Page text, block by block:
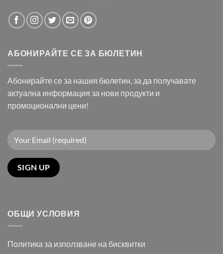
АБОНИРАЙТЕ СЕ ЗА БЮЛЕТИН
Абонирайте се за нашия бюлетин, за да получавате
актуална информация за нови продукти и
промоционални цени!
ОБЩИ УСЛОВИЯ
Политика за използване на бисквитки